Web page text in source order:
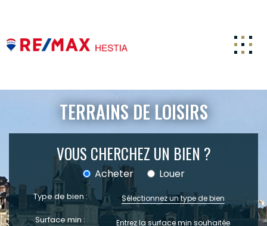
ACCUEIL
ACHETER
ESTIMATION
LOUER
FAIRE GÉRER
CARRIERE
TERRAINS DE LOISIRS
VOUS CHERCHEZ UN BIEN ?
Acheter Louer
Type de bien : Sélectionnez un type de bien
Surface min :